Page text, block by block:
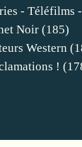
- Téléfilms
Noir (185)
Western
!